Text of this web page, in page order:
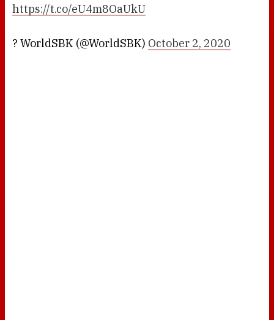
https://t.co/eU4m8OaUkU
? WorldSBK (@WorldSBK) October 2, 2020